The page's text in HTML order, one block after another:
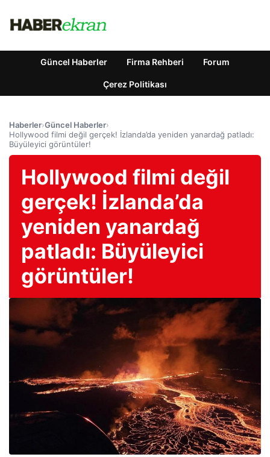
Güncel Haberler Firma Rehberi Forum
Çerez Politikası
Haberler›Güncel Haberler›
Hollywood filmi değil gerçek! İzlanda’da yeniden yanardağ patladı:
Büyüleyici görüntüler!
Hollywood filmi değil
gerçek! İzlanda’da
yeniden yanardağ
patladı: Büyüleyici
görüntüler!